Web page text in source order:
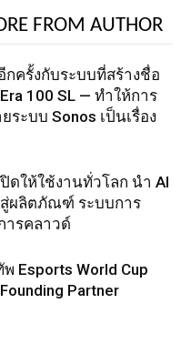
FROM AUTHOR
กครั้งกับระบบที่สร้างชื่อ
100 SL — ทำให้การ
ระบบ Sonos เป็นเรื่อง
ดให้ใช้งานทั่วโลก นำ AI
ผลิตภัณฑ์ ระบบการ
ารคลาวด์
พ Esports World Cup
Partner